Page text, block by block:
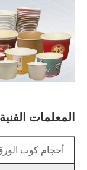
المعلمات الفنية
أحجام كوب